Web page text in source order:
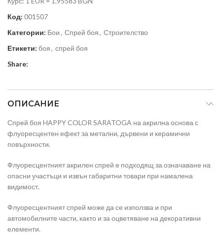
Код: 001507
Категории: Бои, Спрей боя, Строителство
Етикети: боя, спрей боя
Share:
ОПИСАНИЕ
Спрей боя HAPPY COLOR SARATOGA на акрилна основа с
флуоресцентен ефект за метални, дървени и керамични
повърхности.
Флуоресцентният акрилен спрей е подходящ за означаване на
опасни участъци и извън габаритни товари при намалена
видимост.
Флуоресцентният спрей може да се използва и при
автомобилните части, както и за оцветяване на декоративни
елементи.